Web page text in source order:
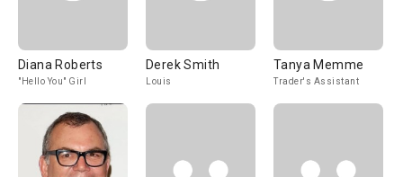
Diana Roberts
"Hello You" Girl
Derek Smith
Louis
Tanya Memme
Trader's Assistant